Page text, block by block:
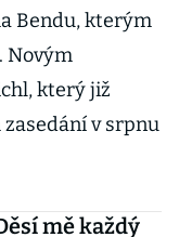
Bendu, kterým
Novým
který již
zasedání v srpnu
mě každý